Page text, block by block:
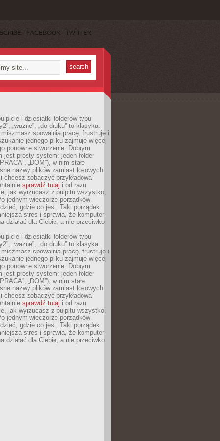
FACEBOOK TWITTER
i dziesiątki folderów typu
„ważne”, „do druku” to klasyka.
spowalnia pracę, frustruje i
jednego pliku zajmuje więcej
ponowne stworzenie. Dobrym
jest prosty system: jeden folder
„DOM”), w nim stałe
nazwy plików zamiast losowych
chcesz zobaczyć przykładową
sprawdź tutaj i od razu
jak wyrzucasz z pulpitu wszystko,
jednym wieczorze porządków
gdzie co jest. Taki porządek
stres i sprawia, że komputer
działać dla Ciebie, a nie przeciwko
i dziesiątki folderów typu
„ważne”, „do druku” to klasyka.
spowalnia pracę, frustruje i
jednego pliku zajmuje więcej
ponowne stworzenie. Dobrym
jest prosty system: jeden folder
„DOM”), w nim stałe
nazwy plików zamiast losowych
chcesz zobaczyć przykładową
sprawdź tutaj i od razu
jak wyrzucasz z pulpitu wszystko,
jednym wieczorze porządków
gdzie co jest. Taki porządek
stres i sprawia, że komputer
działać dla Ciebie, a nie przeciwko